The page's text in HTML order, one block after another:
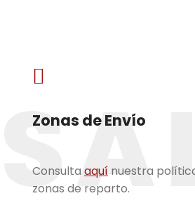

Zonas de Envío
Consultaaquí nuestra
zonas de reparto.